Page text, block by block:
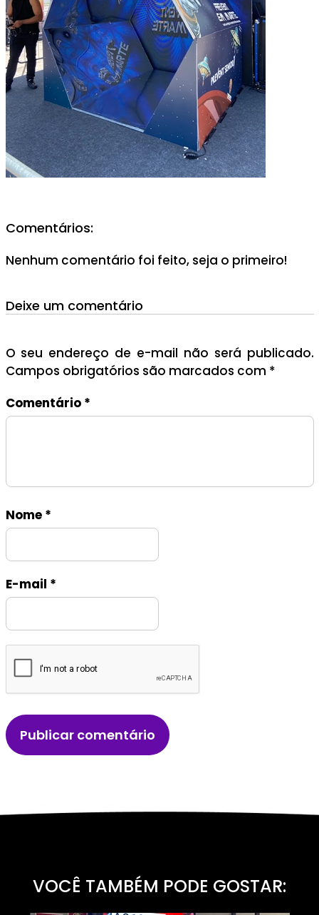
Comentários:
Nenhum comentário foi feito, seja o primeiro!
Deixe um comentário
O seu endereço de e-mail não será publicado.
Campos obrigatórios são marcados com *
Comentário *
Nome *
E-mail *
VOCÊ TAMBÉM PODE GOSTAR: